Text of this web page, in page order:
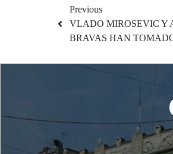
Previous
VLADO MIROSEVIC Y
BRAVAS HAN